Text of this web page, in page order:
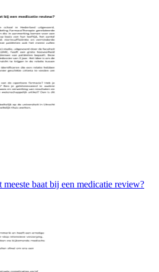
baat bij een medicatie review?